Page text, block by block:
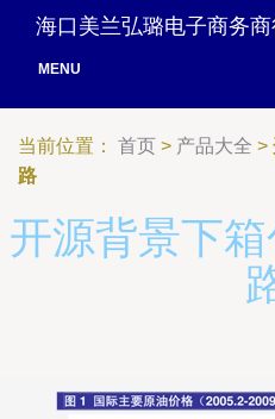
海口美兰弘璐电子商务
MENU
当前位置： 首页 > 产品大全 >
路
开源背景下